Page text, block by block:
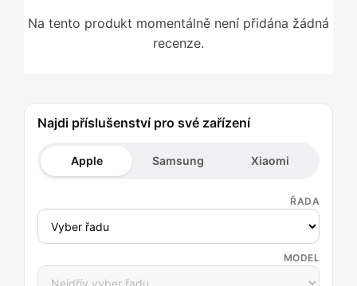
Na tento produkt momentálně není přidána žádná
recenze.
Najdi příslušenství pro své zařízení
Apple Samsung Xiaomi
ŘADA
MODEL